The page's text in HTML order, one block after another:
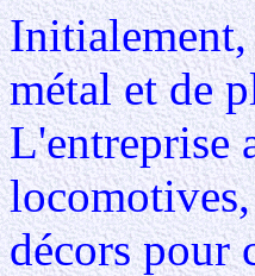
Initialement,
métal et de
L'entreprise
locomotives,
décors pour